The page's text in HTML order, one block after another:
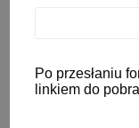
oraz
Po przesłaniu
linkiem do